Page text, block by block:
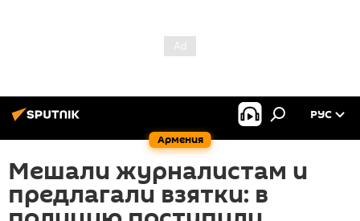
Армения
РУС
Мешали журналистам и
предлагали взятки: в